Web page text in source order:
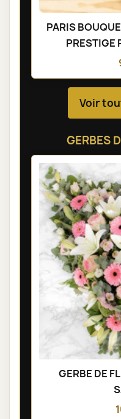
PARIS
PRESTIGE
Voir
GERBES
GERBE DE